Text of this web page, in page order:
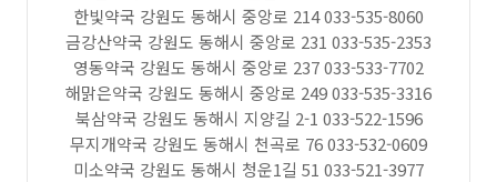
한빛약국 강원도 동해시 중앙로 214 033-535-8060
금강산약국 강원도 동해시 중앙로 231 033-535-2353
영동약국 강원도 동해시 중앙로 237 033-533-7702
해맑은약국 강원도 동해시 중앙로 249 033-535-3316
북삼약국 강원도 동해시 지양길 2-1 033-522-1596
무지개약국 강원도 동해시 천곡로 76 033-532-0609
미소약국 강원도 동해시 청운1길 51 033-521-3977